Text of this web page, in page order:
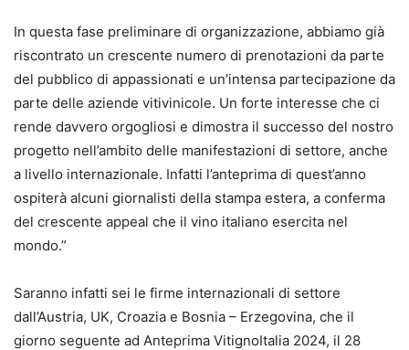
In questa fase preliminare di organizzazione, abbiamo già
riscontrato un crescente numero di prenotazioni da parte
del pubblico di appassionati e un’intensa partecipazione da
parte delle aziende vitivinicole. Un forte interesse che ci
rende davvero orgogliosi e dimostra il successo del nostro
progetto nell’ambito delle manifestazioni di settore, anche
a livello internazionale. Infatti l’anteprima di quest’anno
ospiterà alcuni giornalisti della stampa estera, a conferma
del crescente appeal che il vino italiano esercita nel
mondo.”
Saranno infatti sei le firme internazionali di settore
dall’Austria, UK, Croazia e Bosnia – Erzegovina, che il
giorno seguente ad Anteprima VitignoItalia 2024, il 28